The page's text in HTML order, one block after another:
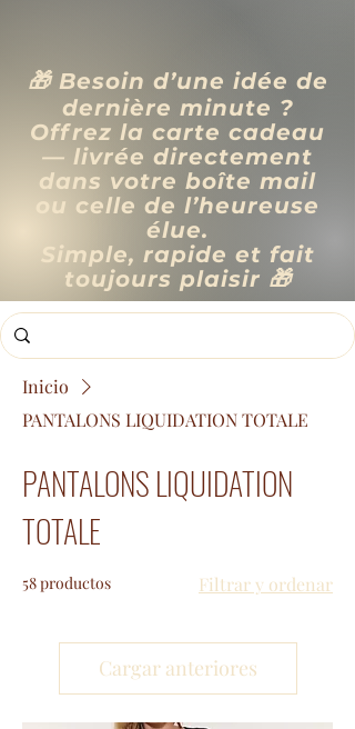
🎁 Besoin d’une idée de
dernière minute ?
Offrez la carte cadeau
— livrée directement
dans votre boîte mail
ou celle de l’heureuse
élue.
Simple, rapide et fait
toujours plaisir 🎁
Inicio
PANTALONS LIQUIDATION TOTALE
PANTALONS LIQUIDATION
TOTALE
58 productos Filtrar y ordenar
Cargar anteriores